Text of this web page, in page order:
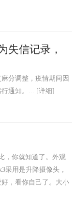
失信记录，
分调整，疫情期间因
通知。... [详细]
，你就知道了。外观
采用是升降摄像头，
，看你自己了。大小